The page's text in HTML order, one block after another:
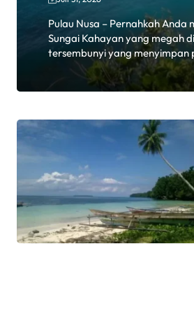
Pulau Nusa – Pernahkah
Sungai Kahayan yang megah
tersembunyi yang menyimpan